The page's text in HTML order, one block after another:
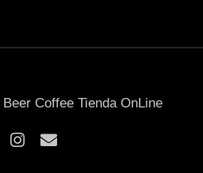
Coffee Tienda OnLine